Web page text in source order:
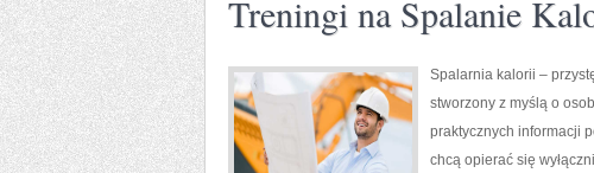
Treningi na Spalanie
Spalarnia kalorii –
stworzony z myślą o
praktycznych informacji
chcą opierać się